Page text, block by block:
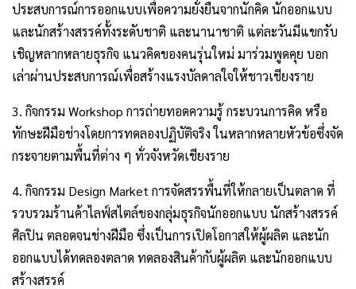
ประสบการณ์การออกแบบเพื่อความยั่งยืนจากนักคิด นักออกแบบ
และนักสร้างสรรค์ทั้งระดับชาติ และนานาชาติ แต่ละวันมีแขกรับ
เชิญหลากหลายธุรกิจ แนวคิดของคนรุ่นใหม่ มาร่วมพูดคุย บอก
เล่าผ่านประสบการณ์เพื่อสร้างแรงบัลดาลใจให้ชาวเชียงราย
3. กิจกรรม Workshop การถ่ายทอดความรู้ กระบวนการคิด หรือ
ทักษะฝีมือช่างโดยการทดลองปฏิบัติจริง ในหลากหลายหัวข้อซึ่งจัด
กระจายตามพื้นที่ต่าง ๆ ทั่วจังหวัดเชียงราย
4. กิจกรรม Design Market การจัดสรรพื้นที่ให้กลายเป็นตลาด ที่
รวบรวมร้านค้าไลฟ์สไตล์ของกลุ่มธุรกิจนักออกแบบ นักสร้างสรรค์
ศิลปิน ตลอดจนช่างฝีมือ ซึ่งเป็นการเปิดโอกาสให้ผู้ผลิต และนัก
ออกแบบได้ทดลองตลาด ทดลองสินค้ากับผู้ผลิต และนักออกแบบ
สร้างสรรค์